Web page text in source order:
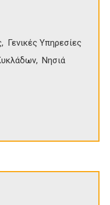
Γενικές Υπηρεσίες
Νησιά